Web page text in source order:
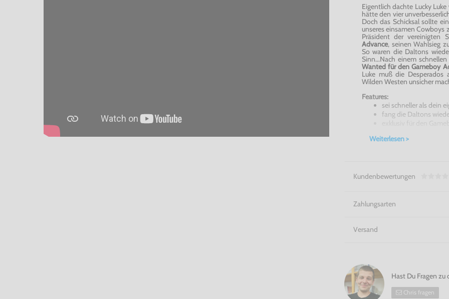
Eigentlich dachte Lucky
hätte den vier
Doch das Schicksal sollte
unseres einsamen Cowboys
Präsident der vereinigten
Advance, seinen Wahlsieg
So waren die Daltons
Sinn...Nach einem
Wanted für den Gameboy
Luke muß die
Wilden Westen unsicher
Features:
sei schneller als dein
fang die Daltons
Lucky Luke - Wanted für
Weiterlesen >
Kundenbewertungen
Zahlungsarten
Versand
Hast Du Fragen zu
Chris fragen